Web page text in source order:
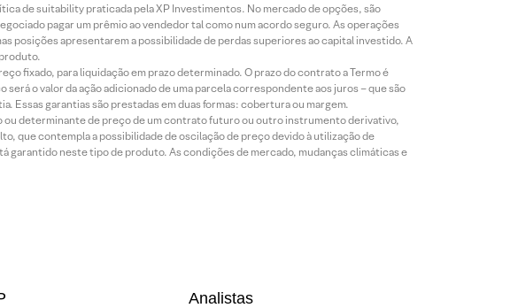
de suitability praticada pela XP Investimentos. No mercado de opções, são
pagar um prêmio ao vendedor tal como num acordo seguro. As operações
posições apresentarem a possibilidade de perdas superiores ao capital investido. A
fixado, para liquidação em prazo determinado. O prazo do contrato a Termo é
o valor da ação adicionado de uma parcela correspondente aos juros – que são
Essas garantias são prestadas em duas formas: cobertura ou margem.
determinante de preço de um contrato futuro ou outro instrumento derivativo,
que contempla a possibilidade de oscilação de preço devido à utilização de
garantido neste tipo de produto. As condições de mercado, mudanças climáticas e
Analistas